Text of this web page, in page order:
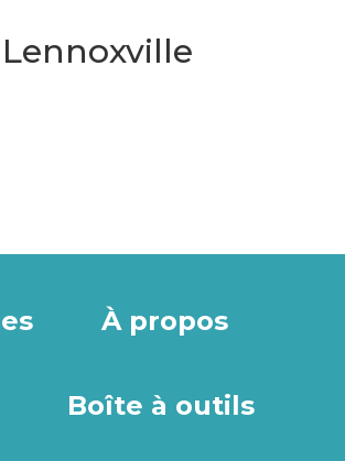
À propos
Boîte à outils